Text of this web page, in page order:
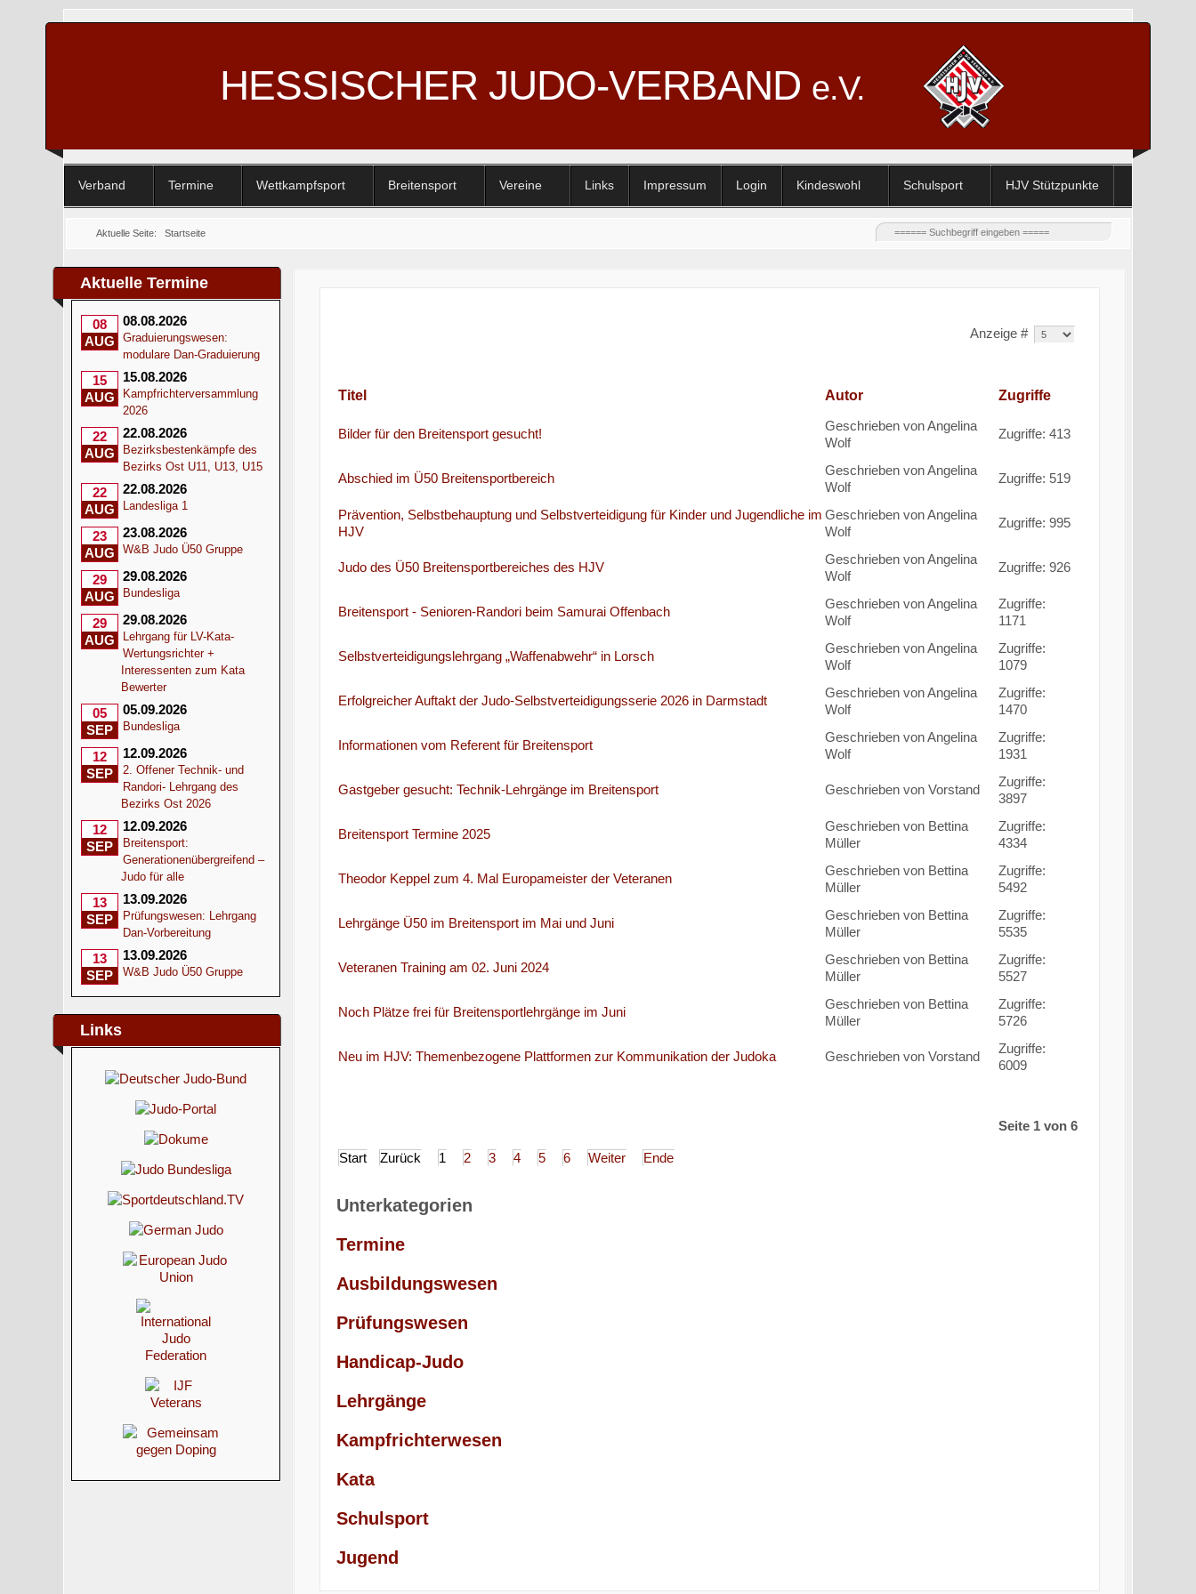
HESSISCHER JUDO-VERBAND e.V.
Verband Termine Wettkampfsport Breitensport Vereine Links Impressum Login Kindeswohl Schulsport HJV Stützpunkte
Aktuelle Seite:Startseite
Aktuelle Termine
08
AUG
08.08.2026
Graduierungswesen:
modulare Dan-Graduierung
15
AUG
15.08.2026
Kampfrichterversammlung
2026
22
AUG
22.08.2026
Bezirksbestenkämpfe des
Bezirks Ost U11, U13, U15
22
AUG
22.08.2026
Landesliga 1
23
AUG
23.08.2026
W&B Judo Ü50 Gruppe
29
AUG
29.08.2026
Bundesliga
29
AUG
29.08.2026
Lehrgang für LV-Kata-
Wertungsrichter +
Interessenten zum Kata
Bewerter
05
SEP
05.09.2026
Bundesliga
12
SEP
12.09.2026
2. Offener Technik- und
Randori- Lehrgang des
Bezirks Ost 2026
12
SEP
12.09.2026
Breitensport:
Generationenübergreifend –
Judo für alle
13
SEP
13.09.2026
Prüfungswesen: Lehrgang
Dan-Vorbereitung
13
SEP
13.09.2026
W&B Judo Ü50 Gruppe
Links
Anzeige #
Titel Autor Zugriffe
Bilder für den Breitensport gesucht!
Geschrieben von Angelina
Wolf
Zugriffe: 413
Abschied im Ü50 Breitensportbereich
Geschrieben von Angelina
Wolf
Zugriffe: 519
Prävention, Selbstbehauptung und Selbstverteidigung für Kinder und Jugendliche im
HJV
Geschrieben von Angelina
Wolf
Zugriffe: 995
Judo des Ü50 Breitensportbereiches des HJV
Geschrieben von Angelina
Wolf
Zugriffe: 926
Breitensport - Senioren-Randori beim Samurai Offenbach
Geschrieben von Angelina
Wolf
Zugriffe:
1171
Selbstverteidigungslehrgang „Waffenabwehr“ in Lorsch
Geschrieben von Angelina
Wolf
Zugriffe:
1079
Erfolgreicher Auftakt der Judo-Selbstverteidigungsserie 2026 in Darmstadt
Geschrieben von Angelina
Wolf
Zugriffe:
1470
Informationen vom Referent für Breitensport
Geschrieben von Angelina
Wolf
Zugriffe:
1931
Gastgeber gesucht: Technik-Lehrgänge im Breitensport Geschrieben von Vorstand
Zugriffe:
3897
Breitensport Termine 2025
Geschrieben von Bettina
Müller
Zugriffe:
4334
Theodor Keppel zum 4. Mal Europameister der Veteranen
Geschrieben von Bettina
Müller
Zugriffe:
5492
Lehrgänge Ü50 im Breitensport im Mai und Juni
Geschrieben von Bettina
Müller
Zugriffe:
5535
Veteranen Training am 02. Juni 2024
Geschrieben von Bettina
Müller
Zugriffe:
5527
Noch Plätze frei für Breitensportlehrgänge im Juni
Geschrieben von Bettina
Müller
Zugriffe:
5726
Neu im HJV: Themenbezogene Plattformen zur Kommunikation der Judoka Geschrieben von Vorstand
Zugriffe:
6009
Seite 1 von 6
Start Zurück 1 2 3 4 5 6 Weiter Ende
Unterkategorien
Termine
Ausbildungswesen
Prüfungswesen
Handicap-Judo
Lehrgänge
Kampfrichterwesen
Kata
Schulsport
Jugend